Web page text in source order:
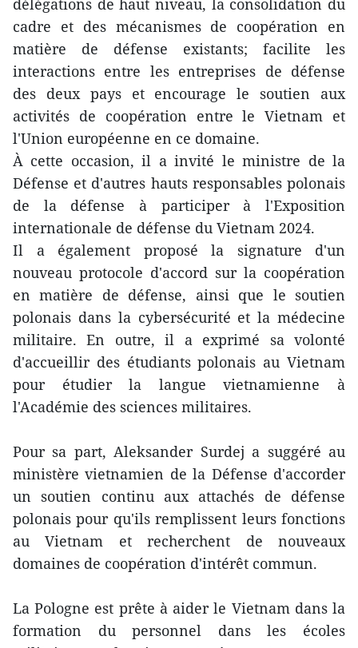
délégations de haut niveau, la consolidation du
cadre et des mécanismes de coopération en
matière de défense existants; facilite les
interactions entre les entreprises de défense
des deux pays et encourage le soutien aux
activités de coopération entre le Vietnam et
l'Union européenne en ce domaine.
À cette occasion, il a invité le ministre de la
Défense et d'autres hauts responsables polonais
de la défense à participer à l'Exposition
internationale de défense du Vietnam 2024.
Il a également proposé la signature d'un
nouveau protocole d'accord sur la coopération
en matière de défense, ainsi que le soutien
polonais dans la cybersécurité et la médecine
militaire. En outre, il a exprimé sa volonté
d'accueillir des étudiants polonais au Vietnam
pour étudier la langue vietnamienne à
l'Académie des sciences militaires.
Pour sa part, Aleksander Surdej a suggéré au
ministère vietnamien de la Défense d'accorder
un soutien continu aux attachés de défense
polonais pour qu'ils remplissent leurs fonctions
au Vietnam et recherchent de nouveaux
domaines de coopération d'intérêt commun.
La Pologne est prête à aider le Vietnam dans la
formation du personnel dans les écoles